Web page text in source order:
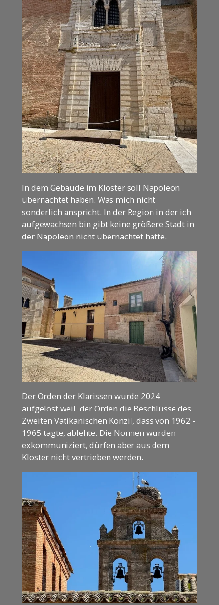
In dem Gebäude im Kloster soll Napoleon
übernachtet haben. Was mich nicht
sonderlich anspricht. In der Region in der ich
aufgewachsen bin gibt keine größere Stadt in
der Napoleon nicht übernachtet hatte.
Der Orden der Klarissen wurde 2024
aufgelöst weil der Orden die Beschlüsse des
Zweiten Vatikanischen Konzil, dass von 1962 -
1965 tagte, ablehte. Die Nonnen wurden
exkommuniziert, dürfen aber aus dem
Kloster nicht vertrieben werden.